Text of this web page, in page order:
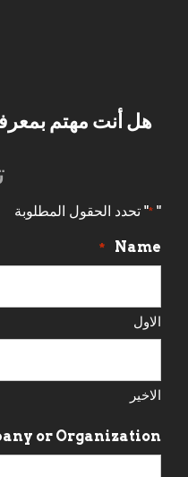
هل أنت مهتم
"
*" تحدد الحقول المطلوبة
Name
*
الاول
الاخير
or Organization